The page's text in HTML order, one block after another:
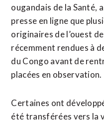
ougandais de la Santé,
presse en ligne que
originaires de l’ouest
récemment rendues à
du Congo avant de
placées en observation.
Certaines ont
été transférées vers la